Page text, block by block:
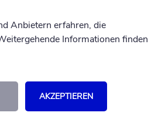
wolle man nicht
Woche wieder
die von
– mit entsprechendem
Anbietern erfahren, die
Informationen finden
AKZEPTIEREN